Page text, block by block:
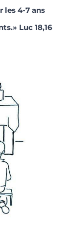
les 4-7 ans
Luc 18,16